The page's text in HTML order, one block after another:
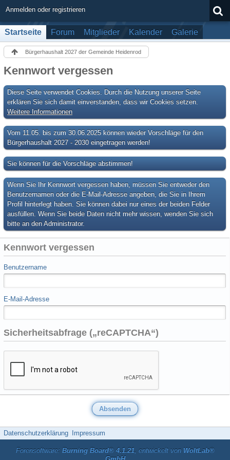
Anmelden oder registrieren
Startseite Forum Mitglieder Kalender Galerie
Bürgerhaushalt 2027 der Gemeinde Heidenrod
Kennwort vergessen
Diese Seite verwendet Cookies. Durch die Nutzung unserer Seite
erklären Sie sich damit einverstanden, dass wir Cookies setzen.
Weitere Informationen
Vom 11.05. bis zum 30.06.2025 können wieder Vorschläge für den
Bürgerhaushalt 2027 - 2030 eingetragen werden!
Sie können für die Vorschläge abstimmen!
Wenn Sie Ihr Kennwort vergessen haben, müssen Sie entweder den
Benutzernamen oder die E-Mail-Adresse angeben, die Sie in Ihrem
Profil hinterlegt haben. Sie können dabei nur eines der beiden Felder
ausfüllen. Wenn Sie beide Daten nicht mehr wissen, wenden Sie sich
bitte an den Administrator.
Kennwort vergessen
Benutzername
E-Mail-Adresse
Sicherheitsabfrage („reCAPTCHA“)
Datenschutzerklärung Impressum
Forensoftware: Burning Board® 4.1.21, entwickelt von WoltLab®